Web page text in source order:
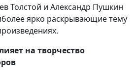
Толстой и Александр Пушкин
ярко раскрывающие тему
на творчество